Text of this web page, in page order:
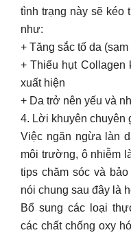
tình trạng này sẽ kéo
như:
+ Tăng sắc tố da
+ Thiếu hụt Collagen
xuất hiện
+ Da trở nên yếu và
4. Lời khuyên chuyên
Việc ngăn ngừa làn
môi trường, ô nhiễm
tips chăm sóc và
nói chung sau đây là
Bổ sung các loại
các chất chống oxy